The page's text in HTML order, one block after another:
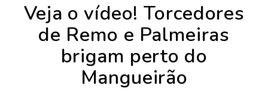
Veja o vídeo! Torcedores
de Remo e Palmeiras
brigam perto do
Mangueirão